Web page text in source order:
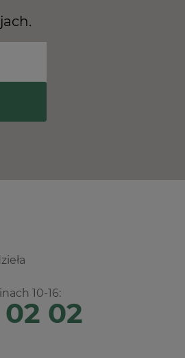
10-16:
02